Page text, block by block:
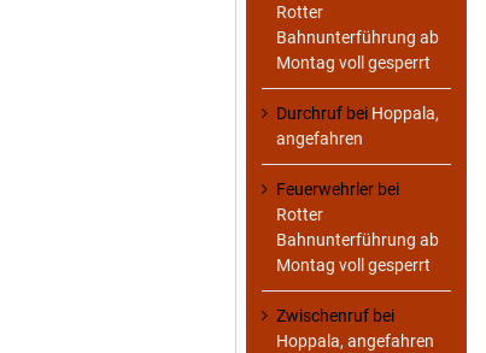
Rotter
Bahnunterführung ab
Montag voll gesperrt
Durchruf bei Hoppala,
angefahren
Feuerwehrler bei
Rotter
Bahnunterführung ab
Montag voll gesperrt
Zwischenruf bei
Hoppala, angefahren